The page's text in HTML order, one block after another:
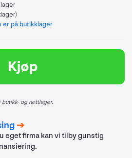
er på butikklager
Kjøp
og nettlager.
eget firma kan vi tilby gunstig